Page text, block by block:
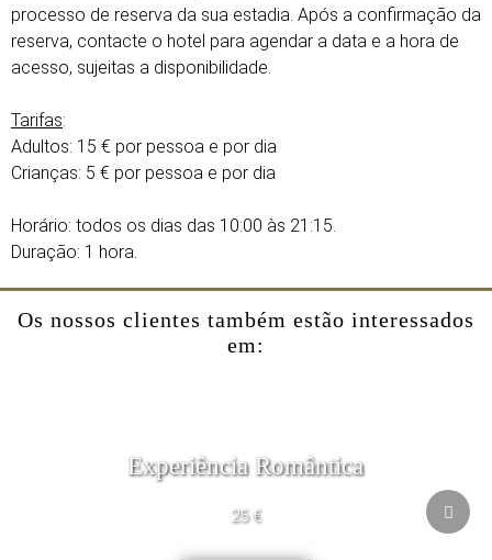
processo de reserva da sua estadia. Após a confirmação da
reserva, contacte o hotel para agendar a data e a hora de
acesso, sujeitas a disponibilidade.
Tarifas:
Adultos: 15 € por pessoa e por dia
Crianças: 5 € por pessoa e por dia
Horário: todos os dias das 10:00 às 21:15.
Duração: 1 hora.
Os nossos clientes também estão interessados
em:
Experiência Romântica
25 €